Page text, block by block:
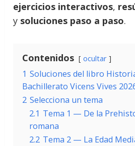
ejercicios interactivos,
y soluciones paso a paso.
Contenidos ocultar
1 Soluciones del libro
Bachillerato Vicens Vives
2 Selecciona un tema
2.1 Tema 1 — De la
romana
2.2 Tema 2 — La Edad